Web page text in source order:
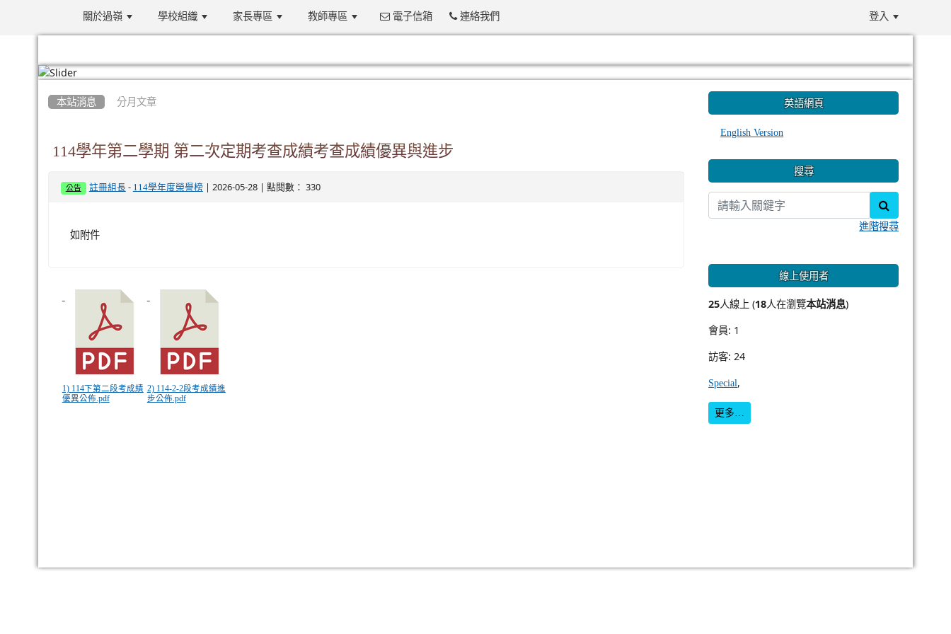
關於過嶺 學校組織 家長專區 教師專區 電子信箱 連絡我們 登入
本站消息 分月文章
114學年第二學期 第二次定期考查成績考查成績優異與進步
公告 註冊組長- 114學年度榮譽榜| 2026-05-28 | 點閱數： 330
如附件
1) 114下第二段考成績
優異公佈.pdf
2) 114-2-2段考成績進
步公佈.pdf
英語網頁
English Version
搜尋
進階搜尋
線上使用者
25人線上 (18人在瀏覽本站消息)
會員: 1
訪客: 24
Special ,
更多…